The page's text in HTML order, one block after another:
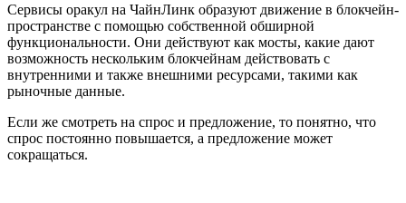
Сервисы оракул на ЧайнЛинк образуют движение в блокчейн-
пространстве с помощью собственной обширной
функциональности. Они действуют как мосты, какие дают
возможность нескольким блокчейнам действовать с
внутренними и также внешними ресурсами, такими как
рыночные данные.
Если же смотреть на спрос и предложение, то понятно, что
спрос постоянно повышается, а предложение может
сокращаться.